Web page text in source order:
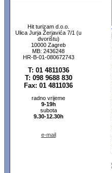
Hit turizam d.o.o.
Ulica Jurja Žerjavića 7/1 (u
dvorištu)
10000 Zagreb
MB: 2436248
HR-B-01-080672743
T: 01 4811036
T: 098 9688 830
Fax: 01 4811036
radno vrijeme
9-19h
subota
9.30-12.30h
e-mail